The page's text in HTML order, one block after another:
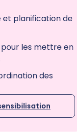
et planification de
les mettre en
des